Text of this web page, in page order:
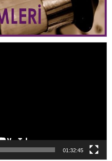
01:32:45